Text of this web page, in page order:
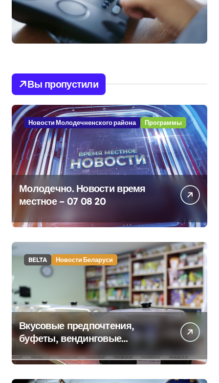
Вы пропустили
Новости Молодечненского района Программы
Молодечно. Новости время
местное – 07 08 20
BELTA Новости Беларуси
Вкусовые предпочтения,
буфеты, вендинговые
аппараты. Минобразования об
изменениях в школьном
питании